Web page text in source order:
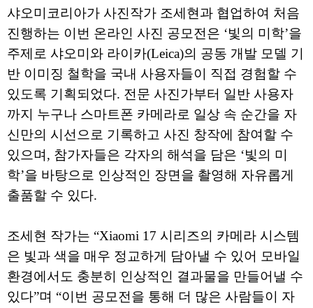
샤오미코리아가 사진작가 조세현과 협업하여 처음
진행하는 이번 온라인 사진 공모전은 ‘빛의 미학’을
주제로 샤오미와 라이카(Leica)의 공동 개발 모델 기
반 이미징 철학을 국내 사용자들이 직접 경험할 수
있도록 기획되었다. 전문 사진가부터 일반 사용자
까지 누구나 스마트폰 카메라로 일상 속 순간을 자
신만의 시선으로 기록하고 사진 창작에 참여할 수
있으며, 참가자들은 각자의 해석을 담은 ‘빛의 미
학’을 바탕으로 인상적인 장면을 촬영해 자유롭게
출품할 수 있다.
조세현 작가는 “Xiaomi 17 시리즈의 카메라 시스템
은 빛과 색을 매우 정교하게 담아낼 수 있어 모바일
환경에서도 충분히 인상적인 결과물을 만들어낼 수
있다”며 “이번 공모전을 통해 더 많은 사람들이 자